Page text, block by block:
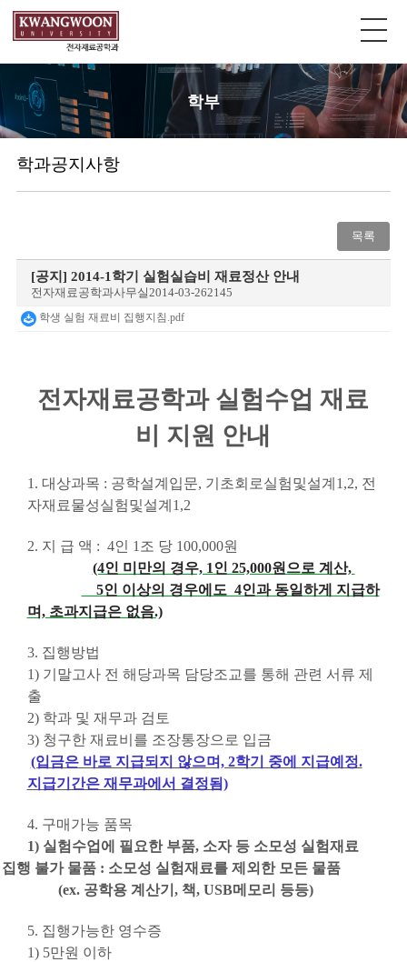
학부
학과공지사항
목록
[공지] 2014-1학기 실험실습비 재료정산 안내
전자재료공학과사무실2014-03-262145
학생 실험 재료비 집행지침.pdf
전자재료공학과 실험수업 재료
비 지원 안내
1. 대상과목 : 공학설계입문, 기초회로실험및설계 1,2, 전
자재료물성실험및설계 1,2
2. 지 급 액 : 4인 1 조 당 100,000원
(4인 미만의 경우, 1인 25,000원으로 계산,
5인 이상의 경우에도 4인과 동일하게 지급하
며, 초과지급은 없음.)
3. 집행방법
1) 기말고사 전 해당과목 담당조교를 통해 관련 서류 제
출
2) 학과 및 재무과 검토
3) 청구한 재료비를 조장통장으로 입금
(입금은 바로 지급되지 않으며, 2학기 중에 지급예정.
지급기간은 재무과에서 결정됨)
4. 구매가능 품목
1) 실험수업에 필요한 부품, 소자 등 소모성 실험재료
불가 물품 : 소모성 실험재료를 제외한 모든 물품
(ex. 공학용 계산기, 책, USB메모리 등등)
5. 집행가능한 영수증
1) 5만원 이하